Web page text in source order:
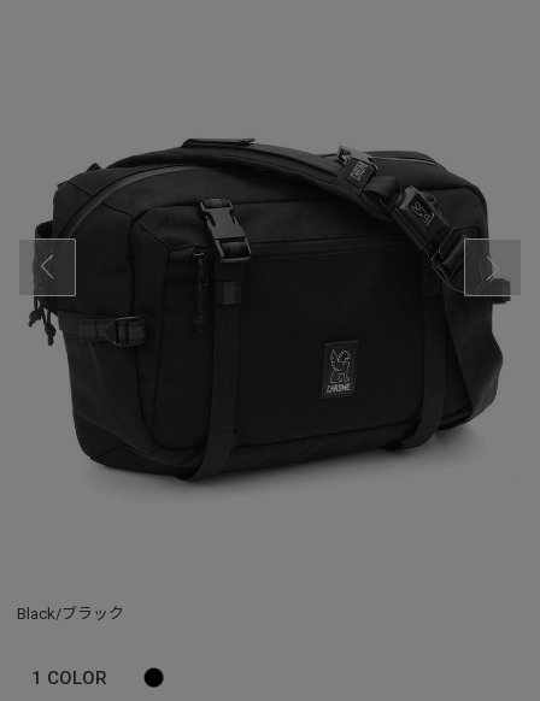
Black/ブラック
1 COLOR